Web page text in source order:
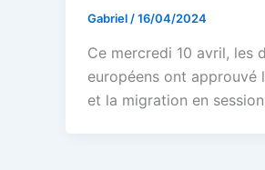
Gabriel/16/04/2024
Ce mercredi 10 avril, les
européens ont approuvé
et la migration en